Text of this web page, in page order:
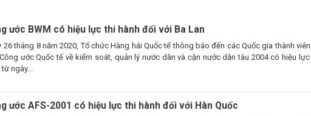
ước BWM có hiệu lực thi hành đối với Ba Lan
26 tháng 8 năm 2020, Tổ chức Hàng hải Quốc tế thông báo đến các Quốc gia thành
ước Quốc tế về kiểm soát, quản lý nước dằn và cặn nước dằn tàu 2004 có hiệu lực
ngày...
ước AFS-2001 có hiệu lực thi hành đối với Hàn Quốc